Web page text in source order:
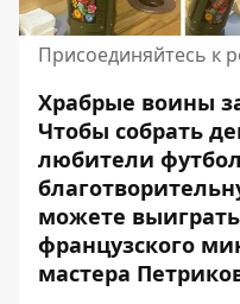
Присоединяйтесь к
Храбрые воины
Чтобы собрать
любители
можете выиграть
французского
мастера